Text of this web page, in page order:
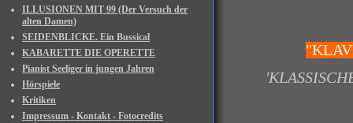
ILLUSIONEN MIT 99 (Der Versuch der
alten Damen)
SEIDENBLICKE. Ein Bussical
KABARETTE DIE OPERETTE
Pianist Seeliger in jungen Jahren
Hörspiele
Kritiken
Impressum - Kontakt - Fotocredits